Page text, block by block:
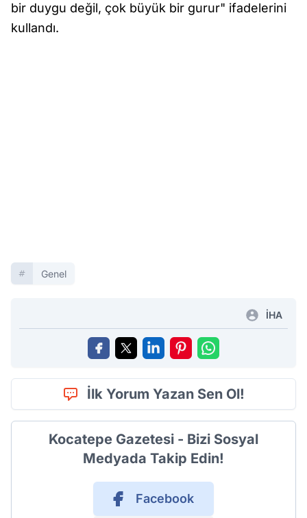
bir duygu değil, çok büyük bir gurur" ifadelerini
kullandı.
Genel
İHA
İlk Yorum Yazan Sen Ol!
Kocatepe Gazetesi - Bizi Sosyal
Medyada Takip Edin!
Facebook